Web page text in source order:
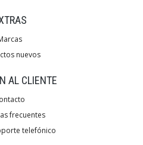
nuevos
AL CLIENTE
frecuentes
telefónico